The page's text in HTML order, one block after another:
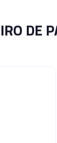
DE